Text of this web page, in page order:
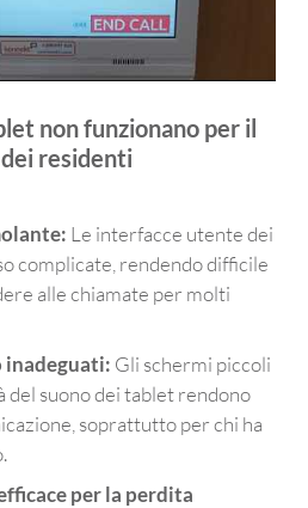
non funzionano per il
residenti
Le interfacce utente dei
complicate, rendendo difficile
alle chiamate per molti
inadeguati: Gli schermi piccoli
del suono dei tablet rendono
soprattutto per chi ha
per la perdita